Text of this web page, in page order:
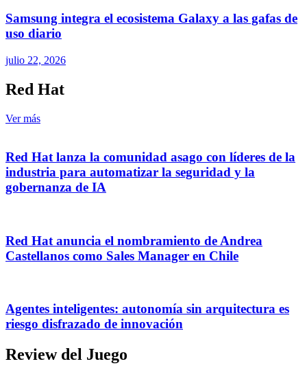
Samsung integra el ecosistema Galaxy a las gafas de
uso diario
julio 22, 2026
Red Hat
Ver más
Red Hat lanza la comunidad asago con líderes de la
industria para automatizar la seguridad y la
gobernanza de IA
Red Hat anuncia el nombramiento de Andrea
Castellanos como Sales Manager en Chile
Agentes inteligentes: autonomía sin arquitectura es
riesgo disfrazado de innovación
Review del Juego